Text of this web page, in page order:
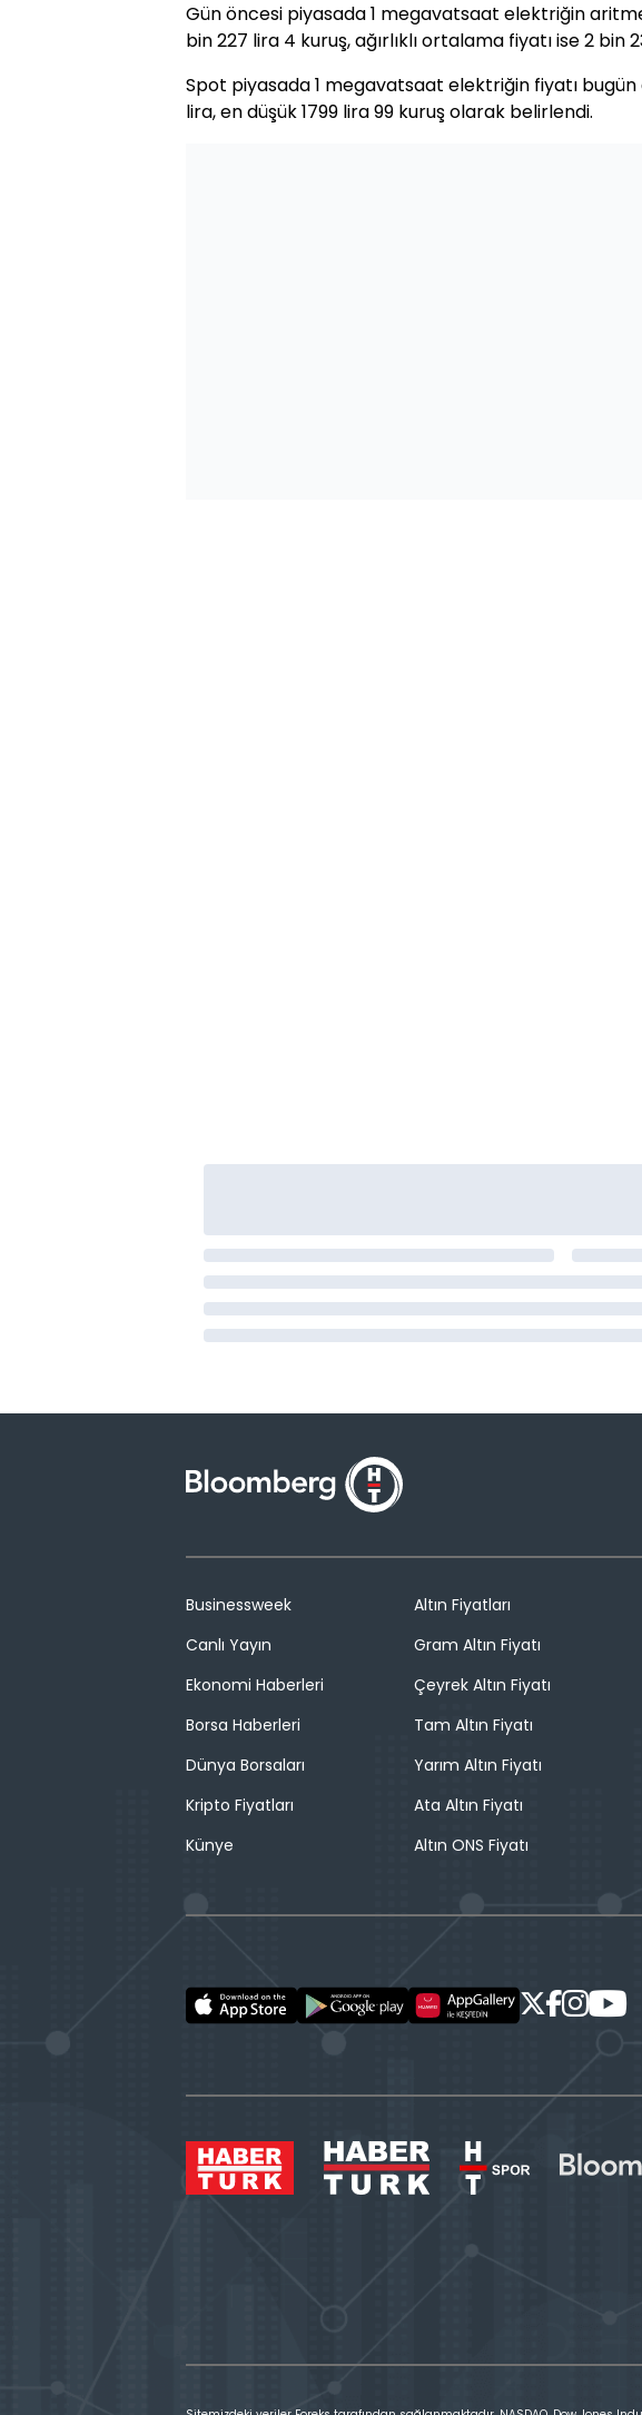
Gün öncesi piyasada 1 megavatsaat elektriğin
bin 227 lira 4 kuruş, ağırlıklı ortalama fiyatı ise 2 bin
Spot piyasada 1 megavatsaat elektriğin fiyatı
lira, en düşük 1799 lira 99 kuruş olarak belirlendi.
Businessweek
Canlı Yayın
Ekonomi Haberleri
Borsa Haberleri
Dünya Borsaları
Kripto Fiyatları
Künye
Altın Fiyatları
Gram Altın Fiyatı
Çeyrek Altın Fiyatı
Tam Altın Fiyatı
Yarım Altın Fiyatı
Ata Altın Fiyatı
Altın ONS Fiyatı